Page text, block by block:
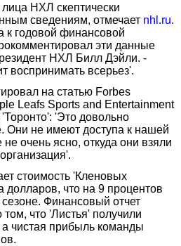
НХЛ скептически
сведениям, отмечает nhl.ru.
к годовой финансовой
эти данные
НХЛ Билл Дэйли. -
воспринимать всерьез'.
на статью Forbes
Leafs Sports and Entertainment
'Это довольно
Они не имеют доступа к нашей
очень ясно, откуда они взяли
стоимость 'Кленовых
долларов, что на 9 процентов
Финансовый отчет
том, что 'Листья' получили
чистая прибыль команды